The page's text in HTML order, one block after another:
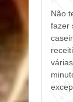
Não
fazer